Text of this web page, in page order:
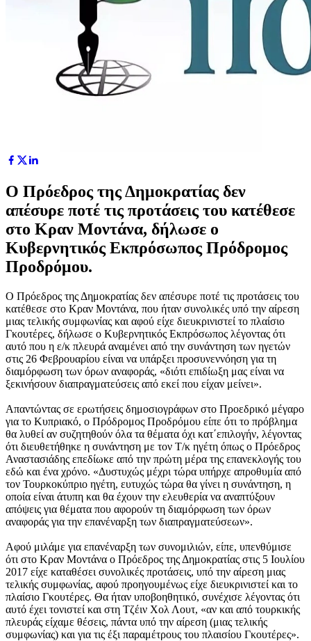
Ο Πρόεδρος της Δημοκρατίας δεν
απέσυρε ποτέ τις προτάσεις του κατέθεσε
στο Κραν Μοντάνα, δήλωσε ο
Κυβερνητικός Εκπρόσωπος Πρόδρομος
Προδρόμου.
Ο Πρόεδρος της Δημοκρατίας δεν απέσυρε ποτέ τις προτάσεις του
κατέθεσε στο Κραν Μοντάνα, που ήταν συνολικές υπό την αίρεση
μιας τελικής συμφωνίας και αφού είχε διευκρινιστεί το πλαίσιο
Γκουτέρες, δήλωσε ο Κυβερνητικός Εκπρόσωπος λέγοντας ότι
αυτό που η ε/κ πλευρά αναμένει από την συνάντηση των ηγετών
στις 26 Φεβρουαρίου είναι να υπάρξει προσυνεννόηση για τη
διαμόρφωση των όρων αναφοράς, «διότι επιδίωξη μας είναι να
ξεκινήσουν διαπραγματεύσεις από εκεί που είχαν μείνει».
Απαντώντας σε ερωτήσεις δημοσιογράφων στο Προεδρικό μέγαρο
για το Κυπριακό, ο Πρόδρομος Προδρόμου είπε ότι το πρόβλημα
θα λυθεί αν συζητηθούν όλα τα θέματα όχι κατ΄επιλογήν, λέγοντας
ότι διευθετήθηκε η συνάντηση με τον Τ/κ ηγέτη όπως ο Πρόεδρος
Αναστασιάδης επεδίωκε από την πρώτη μέρα της επανεκλογής του
εδώ και ένα χρόνο. «Δυστυχώς μέχρι τώρα υπήρχε απροθυμία από
τον Τουρκοκύπριο ηγέτη, ευτυχώς τώρα θα γίνει η συνάντηση, η
οποία είναι άτυπη και θα έχουν την ελευθερία να αναπτύξουν
απόψεις για θέματα που αφορούν τη διαμόρφωση των όρων
αναφοράς για την επανέναρξη των διαπραγματεύσεων».
Αφού μιλάμε για επανέναρξη των συνομιλιών, είπε, υπενθύμισε
ότι στο Κραν Μοντάνα ο Πρόεδρος της Δημοκρατίας στις 5 Ιουλίου
2017 είχε καταθέσει συνολικές προτάσεις, υπό την αίρεση μιας
τελικής συμφωνίας, αφού προηγουμένως είχε διευκρινιστεί και το
πλαίσιο Γκουτέρες. Θα ήταν υποβοηθητικό, συνέχισε λέγοντας ότι
αυτό έχει τονιστεί και στη Τζέιν Χολ Λουτ, «αν και από τουρκικής
πλευράς είχαμε θέσεις, πάντα υπό την αίρεση (μιας τελικής
συμφωνίας) και για τις έξι παραμέτρους του πλαισίου Γκουτέρες».